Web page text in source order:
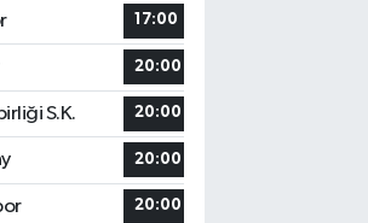
17:00
20:00
S.K. 20:00
20:00
20:00